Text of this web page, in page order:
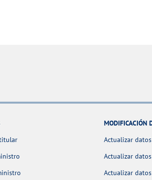
MODIFICACIÓN
Actualizar
Actualizar
Actualizar